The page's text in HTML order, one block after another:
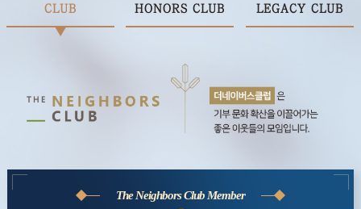
CLUB
HONORS CLUB
LEGACY CLUB
The Neighbors Club Member